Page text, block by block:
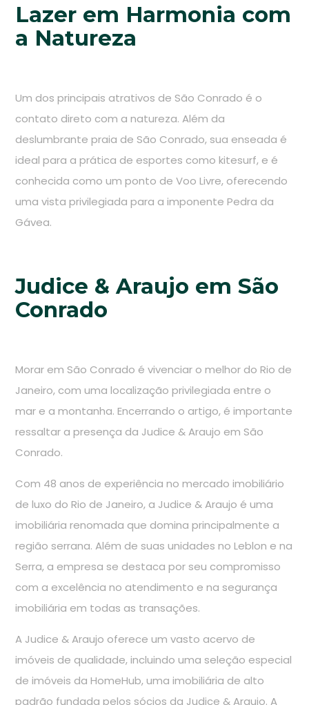
Lazer em Harmonia com
a Natureza
Um dos principais atrativos de São Conrado é o
contato direto com a natureza. Além da
deslumbrante praia de São Conrado, sua enseada é
ideal para a prática de esportes como kitesurf, e é
conhecida como um ponto de Voo Livre, oferecendo
uma vista privilegiada para a imponente Pedra da
Gávea.
Judice & Araujo em São
Conrado
Morar em São Conrado é vivenciar o melhor do Rio de
Janeiro, com uma localização privilegiada entre o
mar e a montanha. Encerrando o artigo, é importante
ressaltar a presença da Judice & Araujo em São
Conrado.
Com 48 anos de experiência no mercado imobiliário
de luxo do Rio de Janeiro, a Judice & Araujo é uma
imobiliária renomada que domina principalmente a
região serrana. Além de suas unidades no Leblon e na
Serra, a empresa se destaca por seu compromisso
com a excelência no atendimento e na segurança
imobiliária em todas as transações.
A Judice & Araujo oferece um vasto acervo de
imóveis de qualidade, incluindo uma seleção especial
de imóveis da HomeHub, uma imobiliária de alto
padrão fundada pelos sócios da Judice & Araujo. A